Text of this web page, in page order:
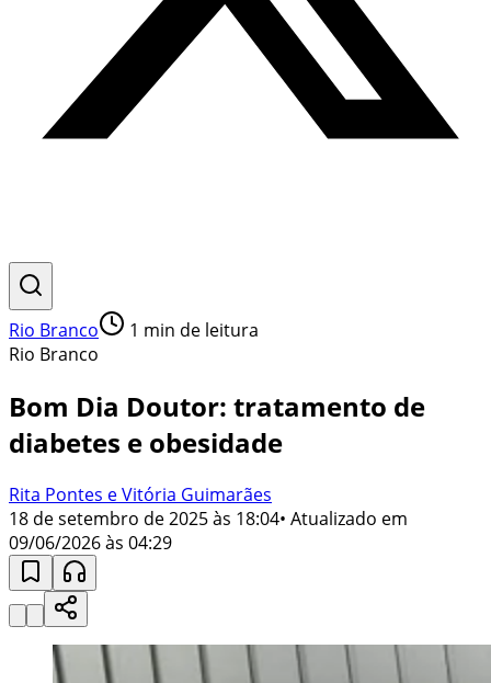
Rio Branco 1 min de leitura
Rio Branco
Bom Dia Doutor: tratamento de
diabetes e obesidade
Rita Pontes e Vitória Guimarães
18 de setembro de 2025 às 18:04• Atualizado em
09/06/2026 às 04:29